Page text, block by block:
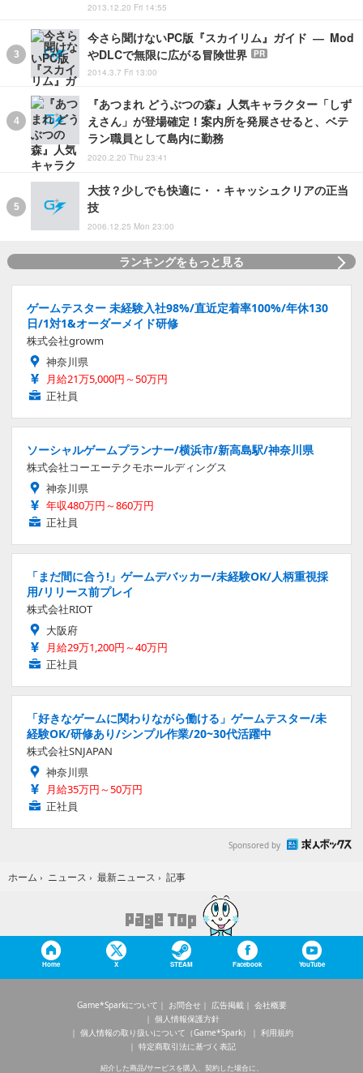
2013.12.20 Fri 14:55
今さら聞けないPC版『スカイリム』ガイド ― Mod
やDLCで無限に広がる冒険世界
PR
2014.3.7 Fri 13:00
『あつまれ どうぶつの森』人気キャラクター「しず
えさん」が登場確定！案内所を発展させると、ベテ
ラン職員として島内に勤務
2020.2.20 Thu 23:41
大技？少しでも快適に・・キャッシュクリアの正当
技
2006.12.25 Mon 23:00
ランキングをもっと見る
ゲームテスター 未経験入社98%/直近定着率100%/年休130
日/1対1&オーダーメイド研修
株式会社growm
神奈川県
月給21万5,000円～50万円
正社員
ソーシャルゲームプランナー/横浜市/新高島駅/神奈川県
株式会社コーエーテクモホールディングス
神奈川県
年収480万円～860万円
正社員
「まだ間に合う!」ゲームデバッカー/未経験OK/人柄重視採
用/リリース前プレイ
株式会社RIOT
大阪府
月給29万1,200円～40万円
正社員
「好きなゲームに関わりながら働ける」ゲームテスター/未
経験OK/研修あり/シンプル作業/20~30代活躍中
株式会社SNJAPAN
神奈川県
月給35万円～50万円
正社員
Sponsored by
ホーム › ニュース › 最新ニュース › 記事
Home X STEAM Facebook YouTube
Game*Sparkについて お問合せ 広告掲載
会社概要
個人情報保護方針
個人情報の取り扱いについて（Game*Spark）
利用規約
特定商取引法に基づく表記
紹介した商品/サービスを購入、契約した場合に、